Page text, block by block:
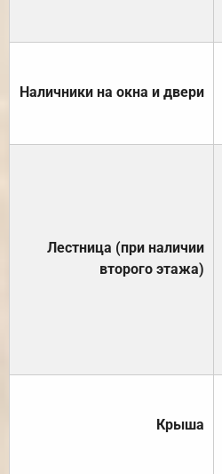
Наличники на окна и двери
Лестница (при наличии
второго этажа)
Крыша